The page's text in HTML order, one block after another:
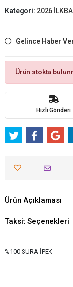
Kategori: 2026
Gelince Haber Ver
Ürün stokta
Hızlı Gönderi
Ürün Açıklaması
Taksit Seçenekleri
%100 SURA İPEK